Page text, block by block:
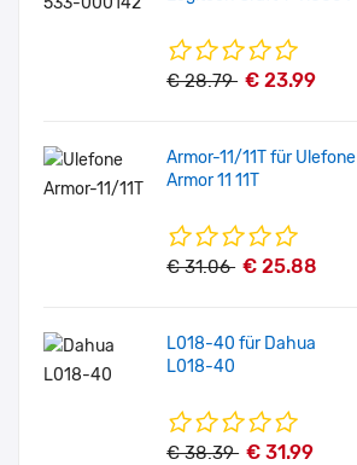
€ 28.79 € 23.99
Armor-11/11T für Ulefone
Armor 11 11T
€ 31.06 € 25.88
L018-40 für Dahua
L018-40
€ 38.39 € 31.99